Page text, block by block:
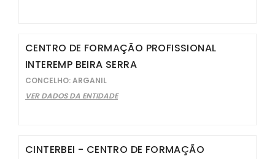
CENTRO DE FORMAÇÃO PROFISSIONAL
INTEREMP BEIRA SERRA
CONCELHO: ARGANIL
VER DADOS DA ENTIDADE
CINTERBEI - CENTRO DE FORMAÇÃO